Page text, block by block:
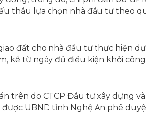
thầu lựa chọn nhà đầu tư theo
đất cho nhà đầu tư thực hiện dự
kể từ ngày đủ điều kiện khởi công
trên do CTCP Đầu tư xây dựng và
UBND tỉnh Nghệ An phê